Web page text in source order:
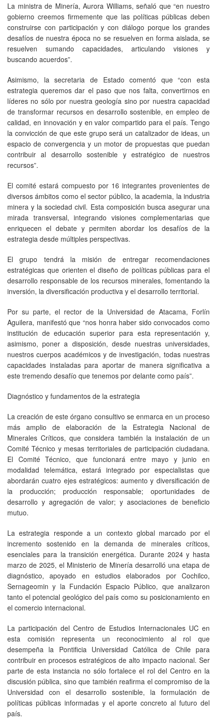
La ministra de Minería, Aurora Williams, señaló que “en nuestro
gobierno creemos firmemente que las políticas públicas deben
construirse con participación y con diálogo porque los grandes
desafíos de nuestra época no se resuelven en forma aislada, se
resuelven sumando capacidades, articulando visiones y
buscando acuerdos”.
Asimismo, la secretaria de Estado comentó que “con esta
estrategia queremos dar el paso que nos falta, convertirnos en
líderes no sólo por nuestra geología sino por nuestra capacidad
de transformar recursos en desarrollo sostenible, en empleo de
calidad, en innovación y en valor compartido para el país. Tengo
la convicción de que este grupo será un catalizador de ideas, un
espacio de convergencia y un motor de propuestas que puedan
contribuir al desarrollo sostenible y estratégico de nuestros
recursos”.
El comité estará compuesto por 16 integrantes provenientes de
diversos ámbitos como el sector público, la academia, la industria
minera y la sociedad civil. Esta composición busca asegurar una
mirada transversal, integrando visiones complementarias que
enriquecen el debate y permiten abordar los desafíos de la
estrategia desde múltiples perspectivas.
El grupo tendrá la misión de entregar recomendaciones
estratégicas que orienten el diseño de políticas públicas para el
desarrollo responsable de los recursos minerales, fomentando la
inversión, la diversificación productiva y el desarrollo territorial.
Por su parte, el rector de la Universidad de Atacama, Forlín
Aguilera, manifestó que “nos honra haber sido convocados como
institución de educación superior para esta representación y,
asimismo, poner a disposición, desde nuestras universidades,
nuestros cuerpos académicos y de investigación, todas nuestras
capacidades instaladas para aportar de manera significativa a
este tremendo desafío que tenemos por delante como país”.
Diagnóstico y fundamentos de la estrategia
La creación de este órgano consultivo se enmarca en un proceso
más amplio de elaboración de la Estrategia Nacional de
Minerales Críticos, que considera también la instalación de un
Comité Técnico y mesas territoriales de participación ciudadana.
El Comité Técnico, que funcionará entre mayo y junio en
modalidad telemática, estará integrado por especialistas que
abordarán cuatro ejes estratégicos: aumento y diversificación de
la producción; producción responsable; oportunidades de
desarrollo y agregación de valor; y asociaciones de beneficio
mutuo.
La estrategia responde a un contexto global marcado por el
incremento sostenido en la demanda de minerales críticos,
esenciales para la transición energética. Durante 2024 y hasta
marzo de 2025, el Ministerio de Minería desarrolló una etapa de
diagnóstico, apoyado en estudios elaborados por Cochilco,
Sernageomin y la Fundación Espacio Público, que analizaron
tanto el potencial geológico del país como su posicionamiento en
el comercio internacional.
La participación del Centro de Estudios Internacionales UC en
esta comisión representa un reconocimiento al rol que
desempeña la Pontificia Universidad Católica de Chile para
contribuir en procesos estratégicos de alto impacto nacional. Ser
parte de esta instancia no sólo fortalece el rol del Centro en la
discusión pública, sino que también reafirma el compromiso de la
Universidad con el desarrollo sostenible, la formulación de
políticas públicas informadas y el aporte concreto al futuro del
país.